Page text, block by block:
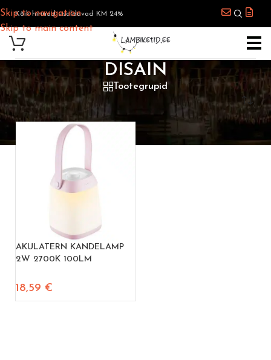
Skip to navigation
Skip to main content
Kõik hinnad sisaldavad KM 24%
DISAIN
Tootegrupid
Esileht
Tooted siltidega “disain”
AKULATERN KANDELAMP
2W 2700K 100LM
18,59 €